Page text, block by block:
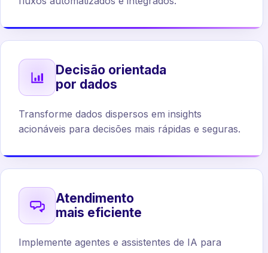
Decisão orientada
por dados
Transforme dados dispersos em insights
acionáveis para decisões mais rápidas e seguras.
Atendimento
mais eficiente
Implemente agentes e assistentes de IA para